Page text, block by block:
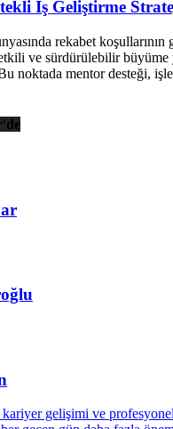
İş Geliştirme
rekabet koşullarının
ve sürdürülebilir büyüme
noktada mentor desteği,